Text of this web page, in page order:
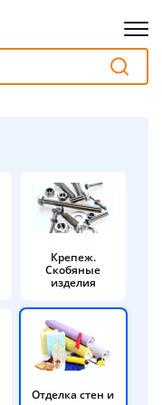
Крепеж.
Скобяные
изделия
Отделка стен и